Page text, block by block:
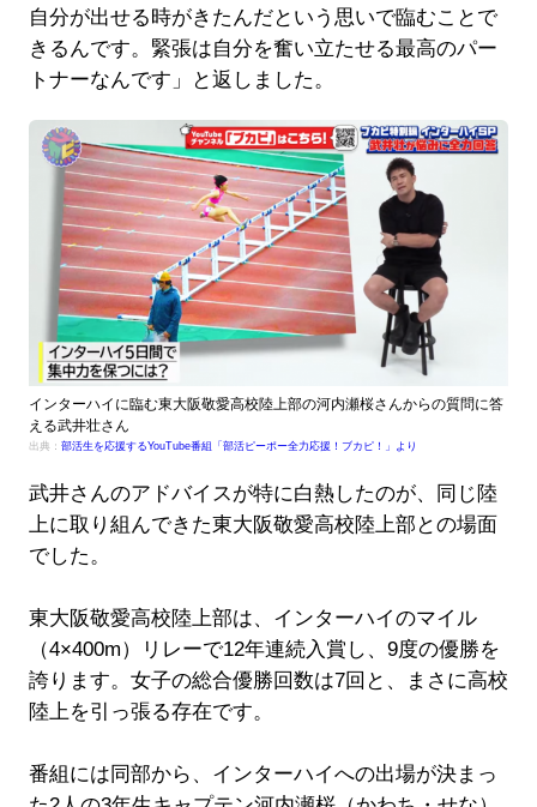
自分が出せる時がきたんだという思いで臨むことで
きるんです。緊張は自分を奮い立たせる最高のパー
トナーなんです」と返しました。
インターハイに臨む東大阪敬愛高校陸上部の河内瀬桜さんからの質問に答
える武井壮さん
出典： 部活生を応援するYouTube番組「部活ピーポー全力応援！ブカピ！」より
武井さんのアドバイスが特に白熱したのが、同じ陸
上に取り組んできた東大阪敬愛高校陸上部との場面
でした。
東大阪敬愛高校陸上部は、インターハイのマイル
（4×400m）リレーで12年連続入賞し、9度の優勝を
誇ります。女子の総合優勝回数は7回と、まさに高校
陸上を引っ張る存在です。
番組には同部から、インターハイへの出場が決まっ